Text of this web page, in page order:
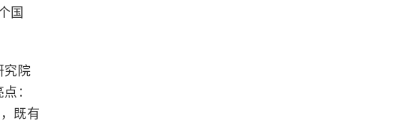
国
究院
：
既有